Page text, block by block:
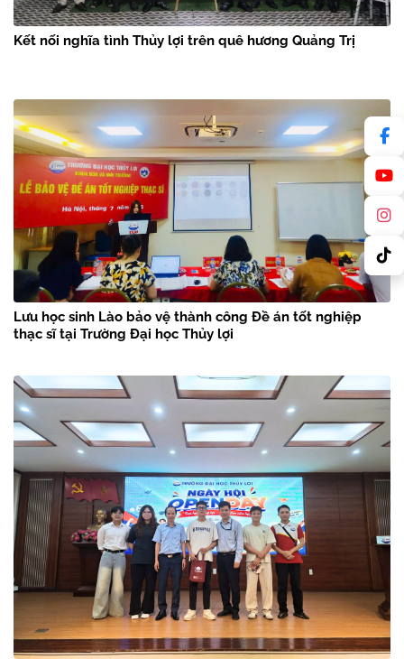
Kết nối nghĩa tình Thủy lợi trên quê hương Quảng Trị
Lưu học sinh Lào bảo vệ thành công Đề án tốt nghiệp
thạc sĩ tại Trường Đại học Thủy lợi